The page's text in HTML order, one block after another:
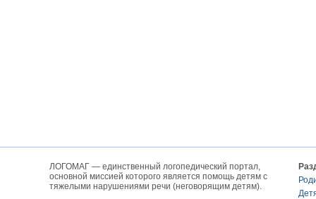
ЛОГОМАГ — единственный логопедический портал,
основной миссией которого является помощь детям с
тяжелыми нарушениями речи (неговорящим детям).